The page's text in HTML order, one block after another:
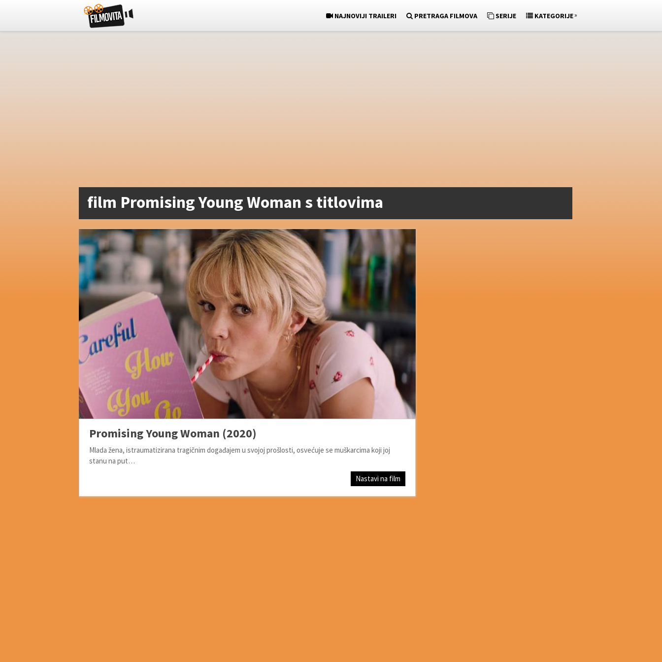
NAJNOVIJI TRAILERI PRETRAGA FILMOVA SERIJE KATEGORIJE»
film Promising Young Woman s titlovima
Promising Young Woman (2020)
Mlada žena, istraumatizirana tragičnim događajem u svojoj prošlosti, osvećuje se muškarcima koji joj
stanu na put…
Nastavi na film